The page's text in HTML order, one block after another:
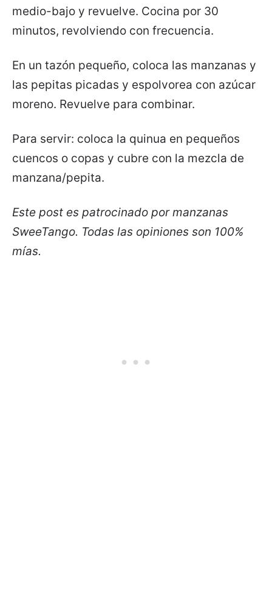
medio-bajo y revuelve. Cocina por 30
minutos, revolviendo con frecuencia.
En un tazón pequeño, coloca las manzanas y
las pepitas picadas y espolvorea con azúcar
moreno. Revuelve para combinar.
Para servir: coloca la quinua en pequeños
cuencos o copas y cubre con la mezcla de
manzana/pepita.
Este post es patrocinado por manzanas
SweeTango. Todas las opiniones son 100%
mías.